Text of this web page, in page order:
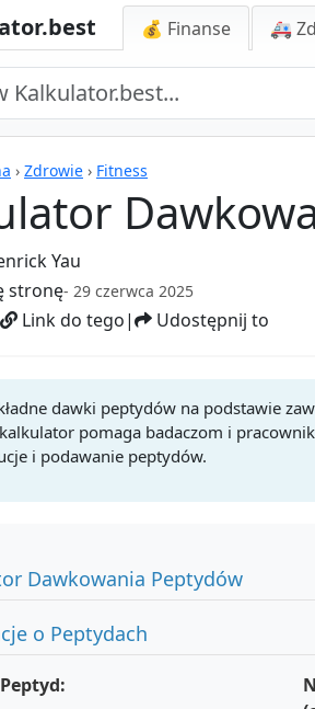
💰 Finanse 🚑
› Zdrowie › Fitness
Yau
stronę- 29 czerwca 2025
Link do tego| Udostępnij to
dawki peptydów na podstawie
kalkulator pomaga badaczom i
i podawanie peptydów.
Dawkowania Peptydów
o Peptydach